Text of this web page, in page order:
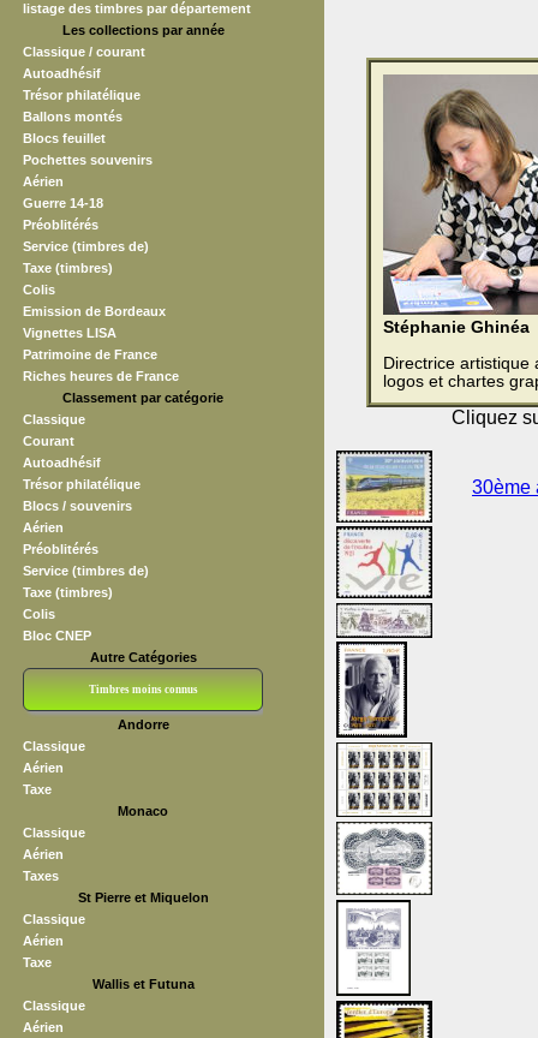
listage des timbres par département
Les collections par année
Classique / courant
Autoadhésif
Trésor philatélique
Ballons montés
Blocs feuillet
Pochettes souvenirs
Aérien
Guerre 14-18
Préoblitérés
Service (timbres de)
Taxe (timbres)
Colis
Emission de Bordeaux
Vignettes LISA
Patrimoine de France
Riches heures de France
Classement par catégorie
Classique
Courant
Autoadhésif
Trésor philatélique
Blocs / souvenirs
Aérien
Préoblitérés
Service (timbres de)
Taxe (timbres)
Colis
Bloc CNEP
Autre Catégories
Timbres moins connus
Andorre
Classique
Aérien
Taxe
Monaco
Classique
Aérien
Taxes
St Pierre et Miquelon
Classique
Aérien
Taxe
Wallis et Futuna
Classique
Aérien
Stéphanie Ghinéa
Directrice artistique
logos et chartes
Cliquez
30ème